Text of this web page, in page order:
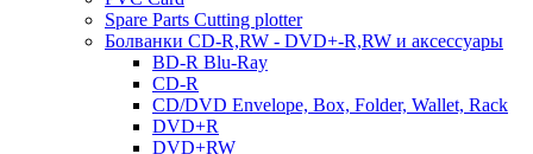
Spare Parts Cutting plotter
Болванки CD-R,RW - DVD+-R,RW и аксессуары
BD-R Blu-Ray
CD-R
CD/DVD Envelope, Box, Folder, Wallet, Rack
DVD+R
DVD+RW